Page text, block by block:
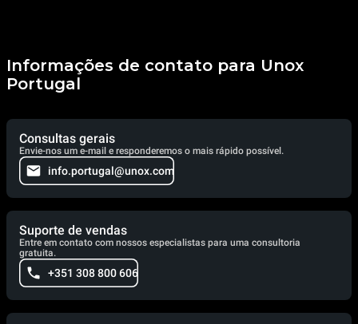
Informações de contato para Unox
Portugal
Consultas gerais
Envie-nos um e-mail e responderemos o mais rápido possível.
info.portugal@unox.com
Suporte de vendas
Entre em contato com nossos especialistas para uma consultoria
gratuita.
+351 308 800 606